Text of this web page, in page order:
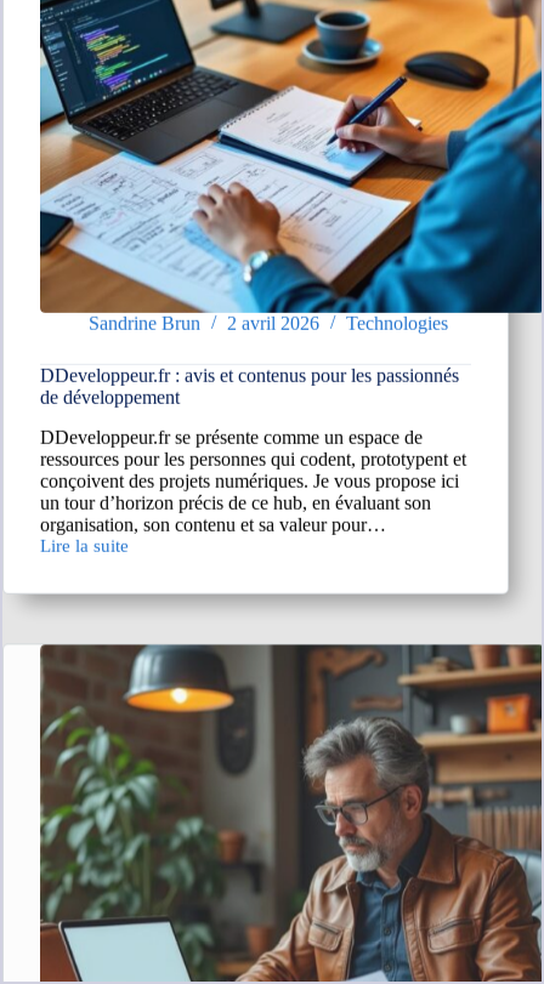
Sandrine Brun 2 avril 2026 Technologies
DDeveloppeur.fr : avis et contenus pour les passionnés
de développement
DDeveloppeur.fr se présente comme un espace de
ressources pour les personnes qui codent, prototypent et
conçoivent des projets numériques. Je vous propose ici
un tour d’horizon précis de ce hub, en évaluant son
organisation, son contenu et sa valeur pour…
Lire la suite
DDeveloppeur.fr
avis
et
pour
passionnés
de
développement